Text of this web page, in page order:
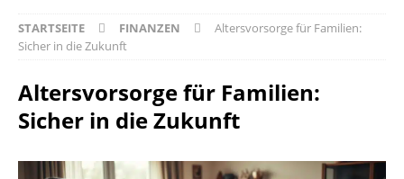
STARTSEITE FINANZEN
Altersvorsorge für Familien:
Sicher in die Zukunft
Altersvorsorge für Familien:
Sicher in die Zukunft